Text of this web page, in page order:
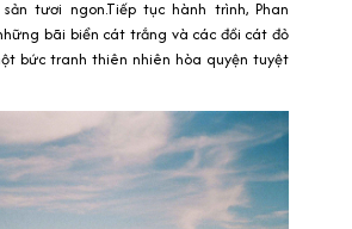
tươi ngon.Tiếp tục hành trình, Phan
bãi biển cát trắng và các đồi cát đỏ
bức tranh thiên nhiên hòa quyện tuyệt